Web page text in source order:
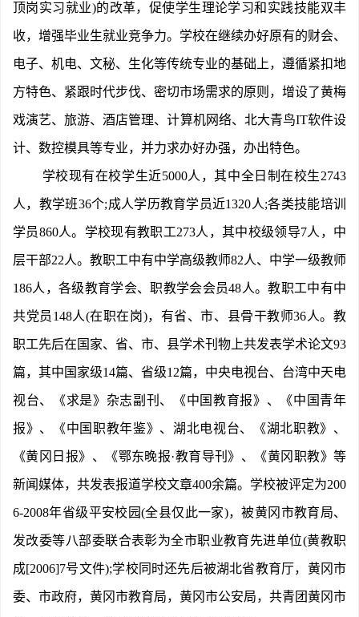
顶岗实习就业)的改革，促使学生理论学习和实践技能双丰
收，增强毕业生就业竞争力。学校在继续办好原有的财会、
电子、机电、文秘、生化等传统专业的基础上，遵循紧扣地
方特色、紧跟时代步伐、密切市场需求的原则，增设了黄梅
戏演艺、旅游、酒店管理、计算机网络、北大青鸟IT软件设
计、数控模具等专业，并力求办好办强，办出特色。
学校现有在校学生近5000人，其中全日制在校生2743
人，教学班36个;成人学历教育学员近1320人;各类技能培训
学员860人。学校现有教职工273人，其中校级领导7人，中
层干部22人。教职工中有中学高级教师82人、中学一级教师
186人，各级教育学会、职教学会会员48人。教职工中有中
共党员148人(在职在岗)，有省、市、县骨干教师36人。教
职工先后在国家、省、市、县学术刊物上共发表学术论文93
篇，其中国家级14篇、省级12篇，中央电视台、台湾中天电
视台、《求是》杂志副刊、《中国教育报》、《中国青年
报》、《中国职教年鉴》、湖北电视台、《湖北职教》、
《黄冈日报》、《鄂东晚报·教育导刊》、《黄冈职教》等
新闻媒体，共发表报道学校文章400余篇。学校被评定为200
6-2008年省级平安校园(全县仅此一家)，被黄冈市教育局、
发改委等八部委联合表彰为全市职业教育先进单位(黄教职
成[2006]7号文件);学校同时还先后被湖北省教育厅，黄冈市
委、市政府，黄冈市教育局，黄冈市公安局，共青团黄冈市